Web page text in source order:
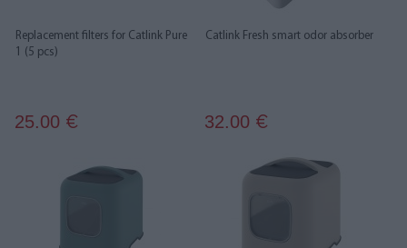
Replacement filters for Catlink Pure
1 (5 pcs)
25.00 €
Catlink Fresh smart odor absorber
32.00 €